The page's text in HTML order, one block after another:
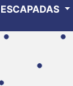
ESCAPADAS